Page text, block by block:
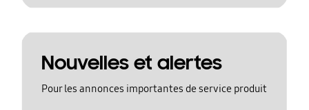
Nouvelles et alertes
Pour les annonces importantes de service produit